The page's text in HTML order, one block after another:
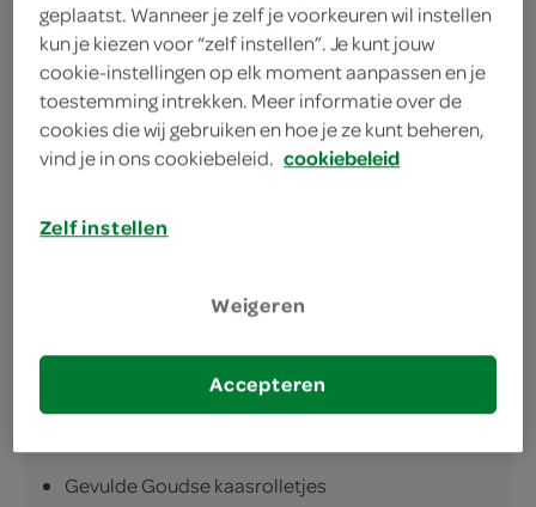
deze kaasrolletjes zijn gevuld met echte Goudse
kaas
deze hartige kwaliteitswafeltjes zijn ook lekker
voor bij de borrel
Vegter’s Rolletjes zijn een onmisbaar ingrediënt
omschrijving
Gevulde Goudse kaasrolletjes
geplaatst. Wanneer je zelf je voorkeuren wil instellen
kun je kiezen voor “zelf instellen”. Je kunt jouw
cookie-instellingen op elk moment aanpassen en je
toestemming intrekken. Meer informatie over de
cookies die wij gebruiken en hoe je ze kunt beheren,
vind je in ons cookiebeleid. cookiebeleid
Zelf instellen
Weigeren
Accepteren